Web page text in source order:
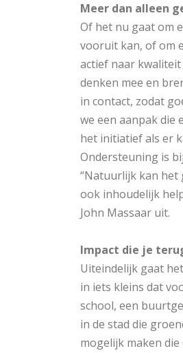
Meer dan alleen
Of het nu gaat om
vooruit kan, of om
actief naar kwaliteit
denken mee en
in contact, zodat
we een aanpak die
het initiatief als er
Ondersteuning is
“Natuurlijk kan het
ook inhoudelijk
John Massaar uit.
Impact die je
Uiteindelijk gaat
in iets kleins dat
school, een
in de stad die
mogelijk maken